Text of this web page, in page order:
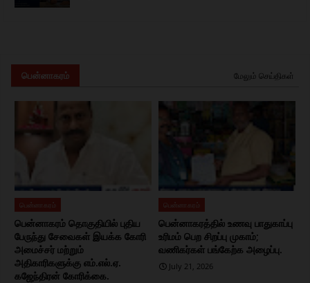
பென்னாகரம் மேலும் செய்திகள்
பென்னாகரம்
பென்னாகரம் தொகுதியில் புதிய
பேருந்து சேவைகள் இயக்க கோரி
அமைச்சர் மற்றும்
அதிகாரிகளுக்கு எம்.எல்.ஏ.
கஜேந்திரன் கோரிக்கை.
பென்னாகரம்
பென்னாகரத்தில் உணவு பாதுகாப்பு
உரிமம் பெற சிறப்பு முகாம்;
வணிகர்கள் பங்கேற்க அழைப்பு.
July 21, 2026